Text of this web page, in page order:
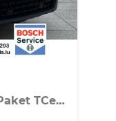
Expression Winter-Plus,- & Easy-Paket TCe 140